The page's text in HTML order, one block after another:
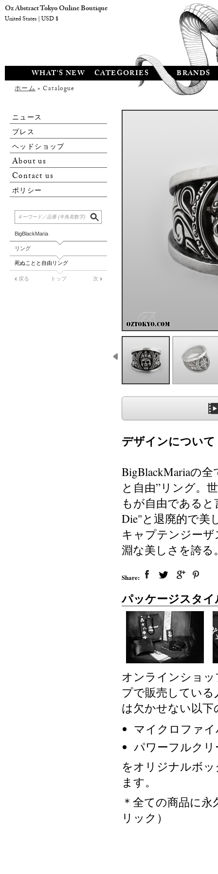
WHAT'S NEW CATEGORIES BRANDS
ホーム» Catalogue
ニュース
プレス
ヘッドショップ
About us
Contact us
ポリシー
BigBlackMaria
リング
死ぬことと自由リング
戻る トップ 次
デザインについて
BigBlackMariaの
と自由”リング。
もが自由である
Die"と退廃的で美
キャプテンジー
淵な美しさを誇る
Share:
パッケージスタ
オンラインショ
プで販売してい
は欠かせない以
マイクロファ
パワーフルク
をオリジナルボ
ます。
＊全ての商品に
リック）
Oz Abstract Tokyo Online Boutique
United States | USD $